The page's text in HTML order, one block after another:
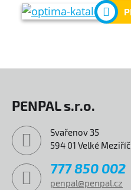
PENPAL s.r.o.
Svařenov 35
594 01 Velké
777 850 002
penpal@penpal.cz